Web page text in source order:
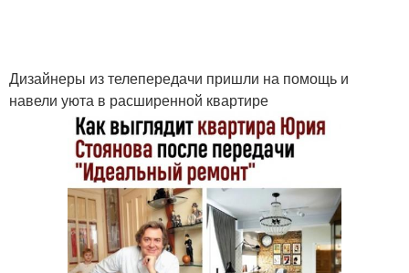
Дизайнеры из телепередачи пришли на помощь и
навели уюта в расширенной квартире